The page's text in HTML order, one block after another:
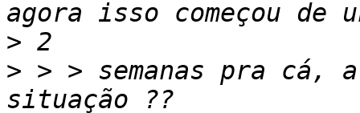
>
> > > semanas pra cá,